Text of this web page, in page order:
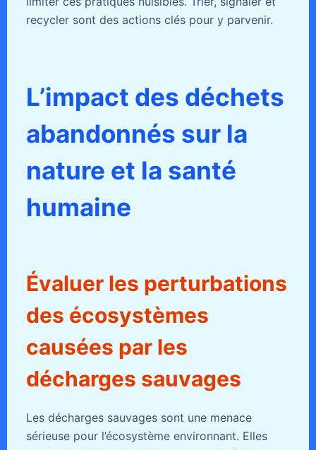
recycler sont des actions clés pour y parvenir.
L’impact des déchets
abandonnés sur la
nature et la santé
humaine
Évaluer les perturbations
des écosystèmes
causées par les
décharges sauvages
Les décharges sauvages sont une menace
sérieuse pour l’écosystème environnant. Elles